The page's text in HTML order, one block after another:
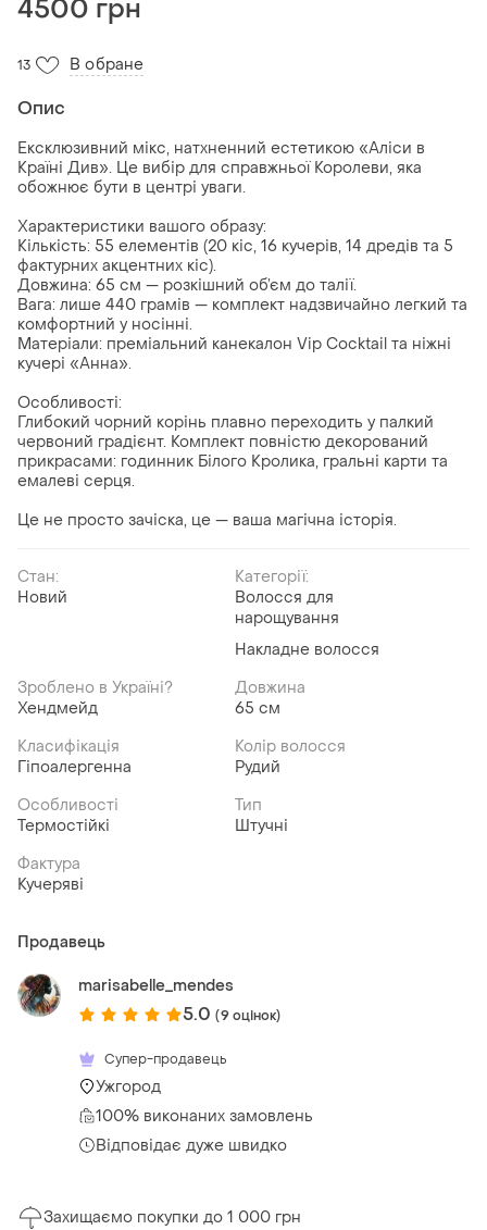
4500 грн
13 В обране
Опис
​Ексклюзивний мікс, натхненний естетикою «Аліси в
Країні Див». Це вибір для справжньої Королеви, яка
обожнює бути в центрі уваги.
​Характеристики вашого образу:
​Кількість: 55 елементів (20 кіс, 16 кучерів, 14 дредів та 5
фактурних акцентних кіс).
​Довжина: 65 см — розкішний об’єм до талії.
​Вага: лише 440 грамів — комплект надзвичайно легкий та
комфортний у носінні.
​Матеріали: преміальний канекалон Vip Cocktail та ніжні
кучері «Анна».
​Особливості:
Глибокий чорний корінь плавно переходить у палкий
червоний градієнт. Комплект повністю декорований
прикрасами: годинник Білого Кролика, гральні карти та
емалеві серця.
​Це не просто зачіска, це — ваша магічна історія.
Стан:
Новий
Категорії:
Волосся для
нарощування
Накладне волосся
Зроблено в Україні?
Хендмейд
Довжина
65 см
Класифікація
Гіпоалергенна
Колір волосся
Рудий
Особливості
Термостійкі
Тип
Штучні
Фактура
Кучеряві
Продавець
marisabelle_mendes
5.0 (9 оцінок)
Супер-продавець
Ужгород
100% виконаних замовлень
Відповідає дуже швидко
Захищаємо покупки до 1 000 грн